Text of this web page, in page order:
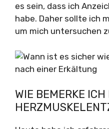
es sein, dass ich
habe. Daher sollte ich
um mich untersuchen
WIE BEMERKE ICH